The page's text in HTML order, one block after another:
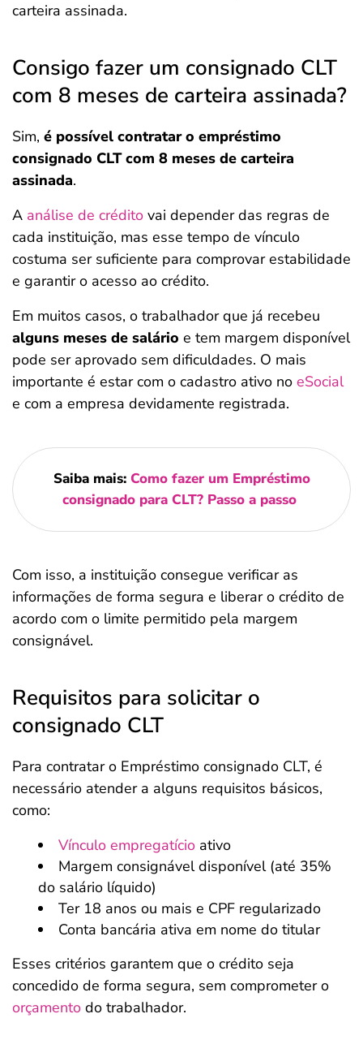
carteira assinada.
Consigo fazer um consignado CLT
com 8 meses de carteira assinada?
Sim, é possível contratar o empréstimo
consignado CLT com 8 meses de carteira
assinada.
A análise de crédito vai depender das regras de
cada instituição, mas esse tempo de vínculo
costuma ser suficiente para comprovar estabilidade
e garantir o acesso ao crédito.
Em muitos casos, o trabalhador que já recebeu
alguns meses de salário e tem margem disponível
pode ser aprovado sem dificuldades. O mais
importante é estar com o cadastro ativo no eSocial
e com a empresa devidamente registrada.
Saiba mais: Como fazer um Empréstimo
consignado para CLT? Passo a passo
Com isso, a instituição consegue verificar as
informações de forma segura e liberar o crédito de
acordo com o limite permitido pela margem
consignável.
Requisitos para solicitar o
consignado CLT
Para contratar o Empréstimo consignado CLT, é
necessário atender a alguns requisitos básicos,
como:
Vínculo empregatício ativo
Margem consignável disponível (até 35%
do salário líquido)
Ter 18 anos ou mais e CPF regularizado
Conta bancária ativa em nome do titular
Esses critérios garantem que o crédito seja
concedido de forma segura, sem comprometer o
orçamento do trabalhador.